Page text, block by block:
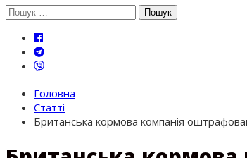
Шукати:
Головна
Статті
Британська кормова компанія